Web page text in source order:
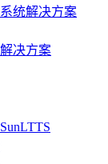
统解决方案
决方案